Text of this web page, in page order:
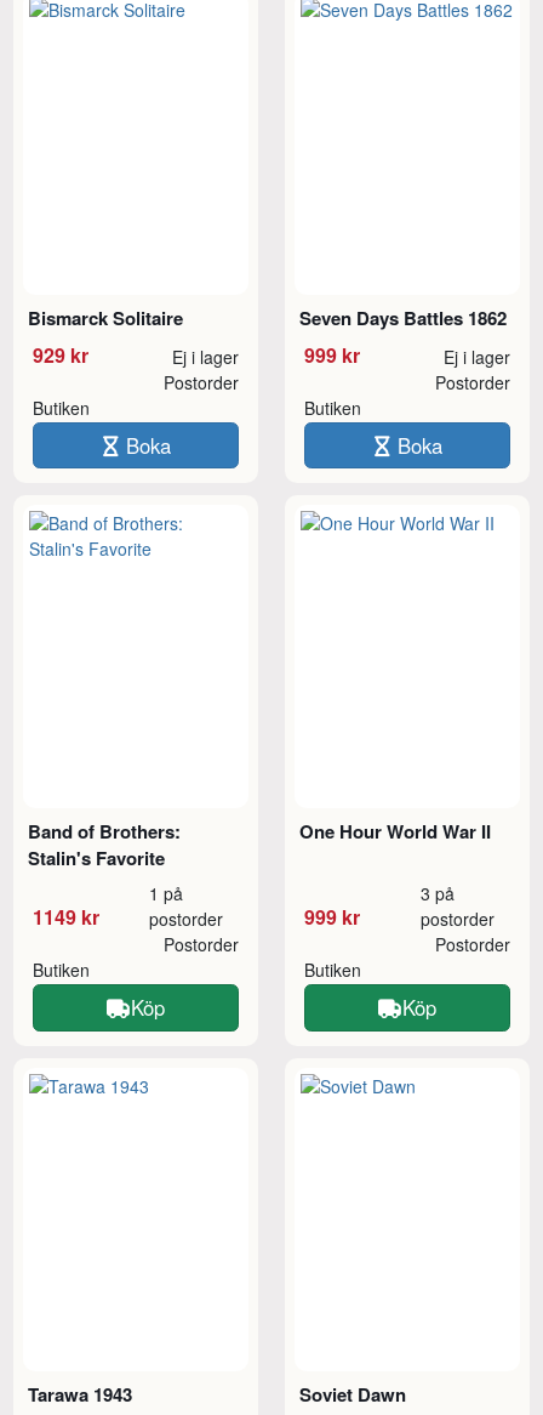
Bismarck Solitaire
929 kr Ej i lager
Butiken
Postorder
Boka
Seven Days Battles 1862
999 kr Ej i lager
Butiken
Postorder
Boka
Band of Brothers:
Stalin's Favorite
1149 kr
1 på
postorder
Butiken
Postorder
Köp
One Hour World War II
999 kr
3 på
postorder
Butiken
Postorder
Köp
Tarawa 1943 Soviet Dawn